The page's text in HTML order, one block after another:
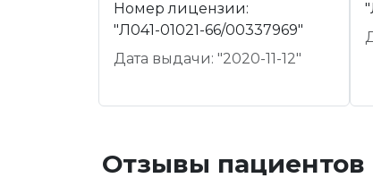
Номер лицензии:
"Л041-01021-66/00337969"
Дата выдачи: "2020-11-12"
Отзывы пациентов